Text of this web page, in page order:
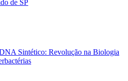
de SP
Sintético: Revolução na Biologia